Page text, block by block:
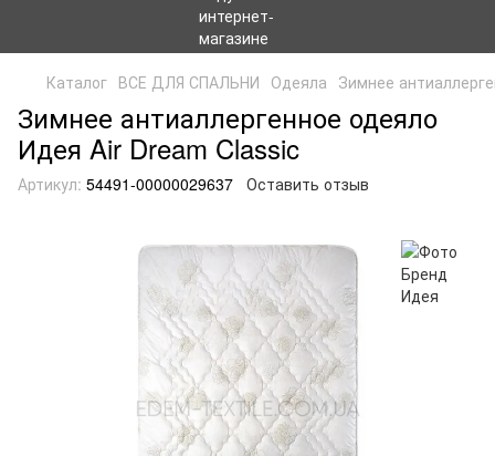
Каталог ВСЕ ДЛЯ СПАЛЬНИ Одеяла Зимнее
Зимнее антиаллергенное одеяло
Идея Air Dream Classic
Артикул: 54491-00000029637 Оставить отзыв